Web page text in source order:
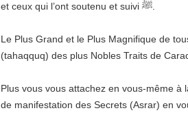
et ceux qui l’ont soutenu et suivi ﷺ.
Le Plus Grand et le Plus Magnifique de
(tahaqquq) des plus Nobles Traits de
Plus vous vous attachez en vous-même
de manifestation des Secrets (Asrar) en